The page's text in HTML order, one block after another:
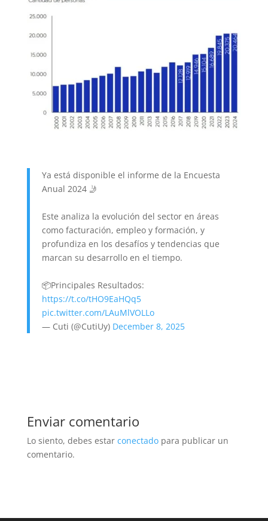
Ya está disponible el informe de la Encuesta
Anual 2024 🤳
Este analiza la evolución del sector en áreas
como facturación, empleo y formación, y
profundiza en los desafíos y tendencias que
marcan su desarrollo en el tiempo.
📦Principales Resultados:
https://t.co/tHO9EaHQq5
pic.twitter.com/LAuMlVOLLo
— Cuti (@CutiUy) December 8, 2025
Enviar comentario
Lo siento, debes estar conectadopara publicar un
comentario.